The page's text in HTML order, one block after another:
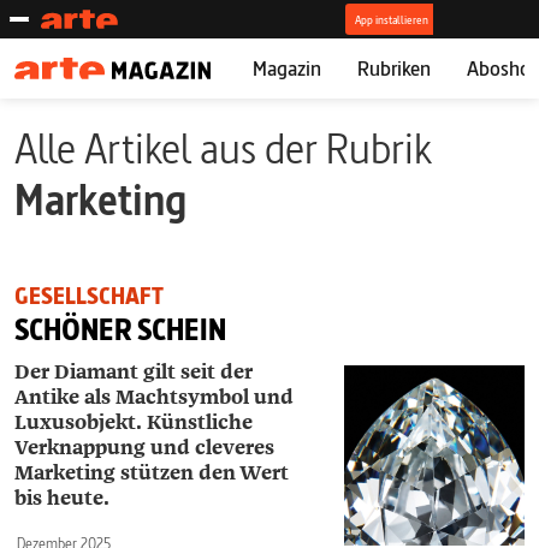
Magazin Rubriken
Alle Artikel aus der Rubrik
Marketing
GESELLSCHAFT
SCHÖNER SCHEIN
Der Diamant gilt seit der
Antike als Machtsymbol und
Luxusobjekt. Künstliche
Verknappung und cleveres
Marketing stützen den Wert
bis heute.
Dezember 2025